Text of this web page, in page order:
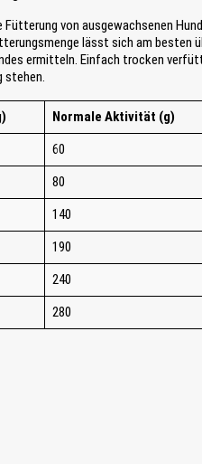
von ausgewachsenen
lässt sich am besten
ermitteln. Einfach trocken
stehen.
Normale Aktivität (g)
60
80
140
190
240
280